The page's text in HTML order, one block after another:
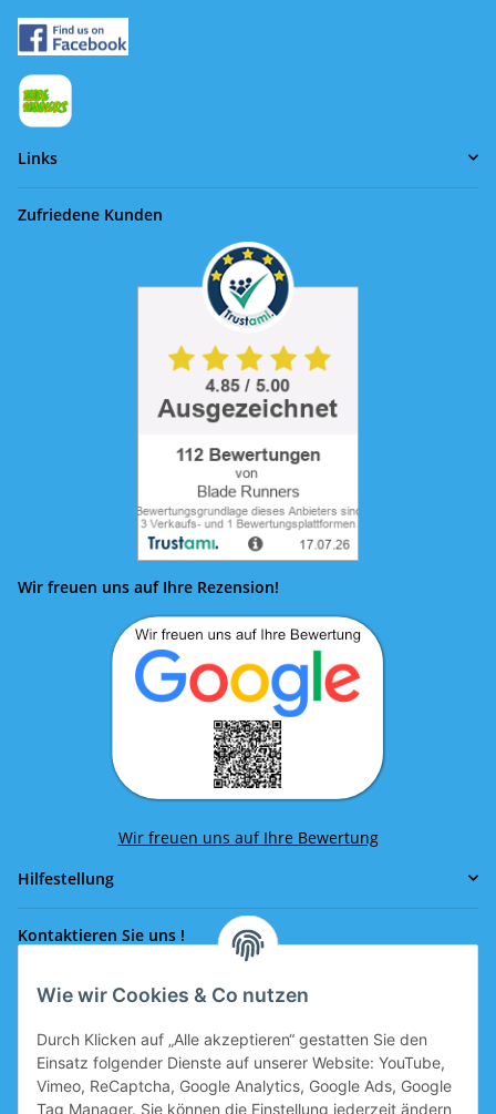
Wie wir Cookies & Co nutzen
Durch Klicken auf „Alle akzeptieren“ gestatten Sie den
Einsatz folgender Dienste auf unserer Website: YouTube,
Vimeo, ReCaptcha, Google Analytics, Google Ads, Google
Tag Manager. Sie können die Einstellung jederzeit ändern
Links
Zufriedene Kunden
Wir freuen uns auf Ihre Rezension!
Wir freuen uns auf Ihre Bewertung
Hilfestellung
Kontaktieren Sie uns !
Rufen Sie uns an!
office@eissport.at
Mitglied der WKO